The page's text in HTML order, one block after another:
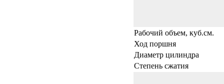
Рабочий объем, куб.см.
Ход поршня
Диаметр цилиндра
Степень сжатия